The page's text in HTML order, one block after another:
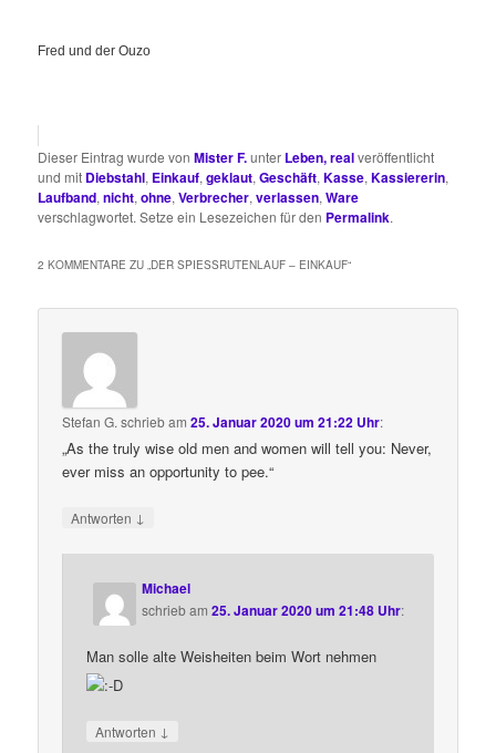
Fred und der Ouzo
Dieser Eintrag wurde vonMister F.unter Leben, realveröffentlicht
und mit Diebstahl, Einkauf,geklaut,Geschäft,Kasse,Kassiererin,
Laufband,nicht,ohne,Verbrecher,verlassen,Ware
verschlagwortet. Setze ein Lesezeichen für den Permalink.
2 KOMMENTARE ZU „DER SPIESSRUTENLAUF – EINKAUF “
Stefan G. schriebam25. Januar 2020 um 21:22 Uhr:
„As the truly wise old men and women will tell you: Never,
ever miss an opportunity to pee.“
Antworten ↓
Michael
schriebam25. Januar 2020 um 21:48 Uhr:
Man solle alte Weisheiten beim Wort nehmen
Antworten ↓